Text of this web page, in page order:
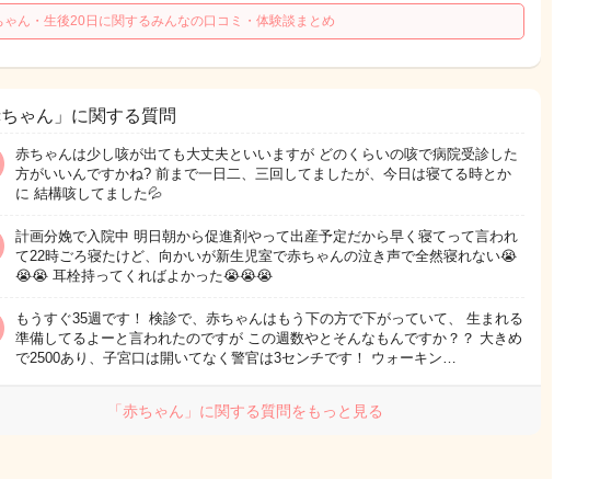
ゃん・生後20日に関するみんなの口コミ・体験談まとめ
ゃん」に関する質問
赤ちゃんは少し咳が出ても大丈夫といいますが どのくらいの咳で病院受診した
方がいいんですかね? 前まで一日二、三回してましたが、今日は寝てる時とか
に 結構咳してました💦
計画分娩で入院中 明日朝から促進剤やって出産予定だから早く寝てって言われ
て22時ごろ寝たけど、向かいが新生児室で赤ちゃんの泣き声で全然寝れない😭
😭😭 耳栓持ってくればよかった😭😭😭
もうすぐ35週です！ 検診で、赤ちゃんはもう下の方で下がっていて、 生まれる
準備してるよーと言われたのですが この週数やとそんなもんですか？？ 大きめ
で2500あり、子宮口は開いてなく警官は3センチです！ ウォーキン…
「赤ちゃん」に関する質問をもっと見る